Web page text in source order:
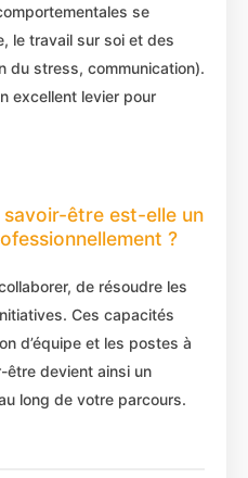
se
le travail sur soi et des
du stress, communication).
excellent levier pour
être est-elle un
?
de résoudre les
Ces capacités
d’équipe et les postes à
être devient ainsi un
long de votre parcours.